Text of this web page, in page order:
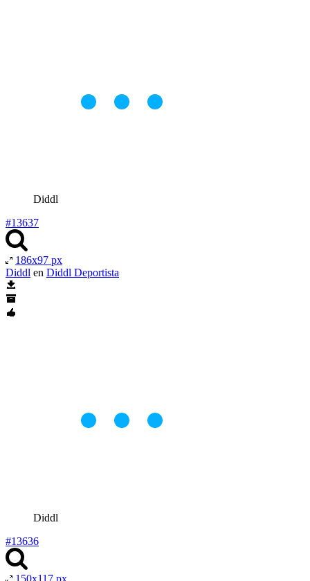
Diddl
#13637
186x97 px
Diddl en Diddl Deportista
Diddl
#13636
150x117 px